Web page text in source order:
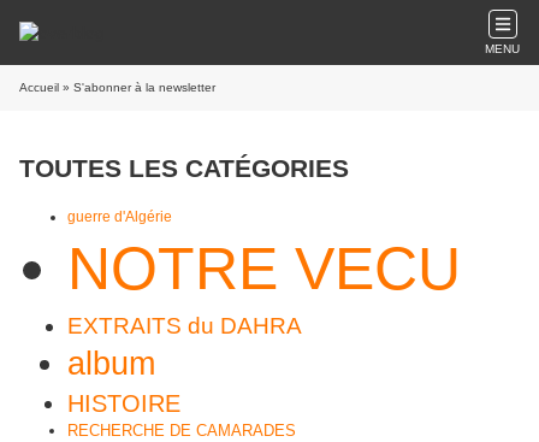
MENU
Accueil » S'abonner à la newsletter
TOUTES LES CATÉGORIES
guerre d'Algérie
NOTRE VECU
EXTRAITS du DAHRA
album
HISTOIRE
RECHERCHE DE CAMARADES